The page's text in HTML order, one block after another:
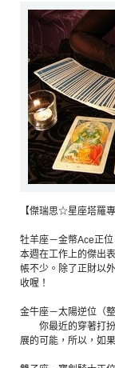
【傑瑞思☆星座塔羅
牡羊座－金幣Ace正
本週在工作上的傑出
帳不少。除了正財以
收喔！
金牛座－太陽逆位
你最近的穿著打扮
展的可能，所以，如